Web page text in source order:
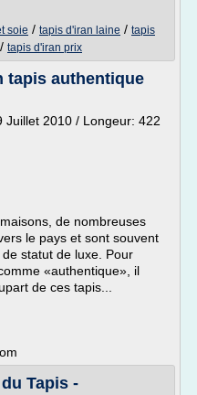
soie / tapis d'iran laine / tapis
/ tapis d'iran prix
tapis authentique
Juillet 2010 / Longeur: 422
de nombreuses
le pays et sont souvent
statut de luxe. Pour
«authentique», il
de ces tapis...
Tapis -